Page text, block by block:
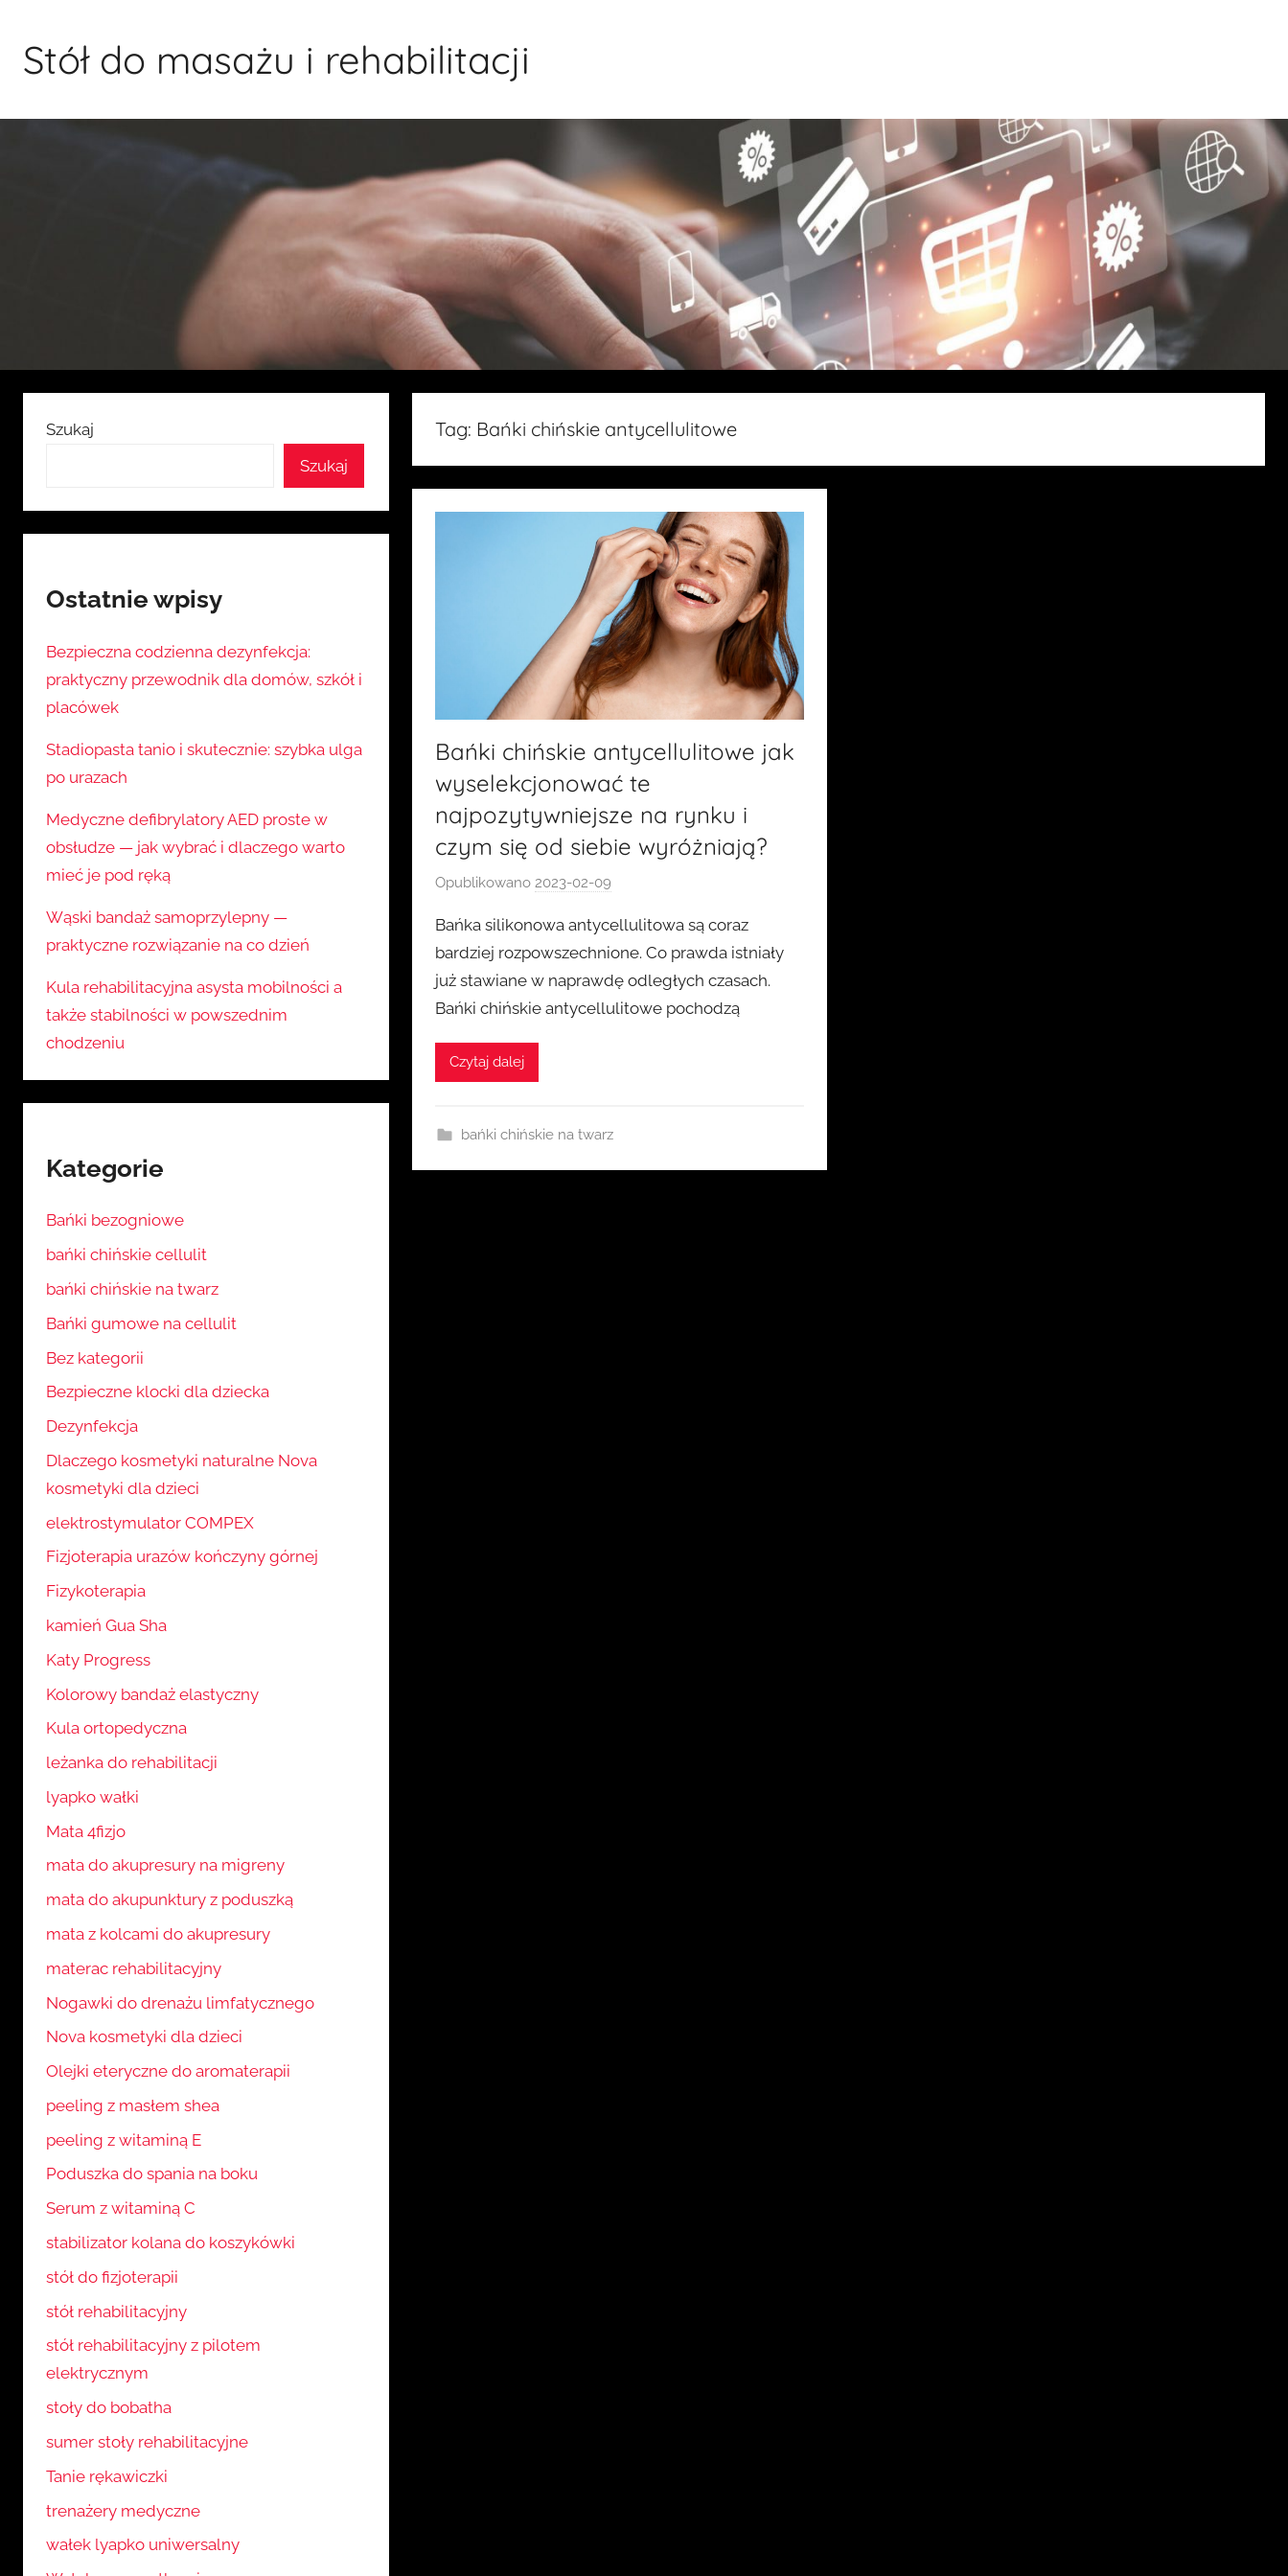
treściStół do masażu i rehabilitacji
Tag: Bańki chińskie antycellulitowe
Bańki chińskie antycellulitowe jak
wyselekcjonować te
najpozytywniejsze na rynku i
czym się od siebie wyróżniają?
Opublikowano 2023-02-09
z
e
z
k
Bańka silikonowa antycellulitowa są coraz
bardziej rozpowszechnione. Co prawda istniały
już stawiane w naprawdę odległych czasach.
Bańki chińskie antycellulitowe pochodzą
Czytaj dalej
bańki chińskie na twarz
Szukaj
Szukaj
Ostatnie wpisy
Bezpieczna codzienna dezynfekcja:
praktyczny przewodnik dla domów, szkół i
placówek
Stadiopasta tanio i skutecznie: szybka ulga
po urazach
Medyczne defibrylatory AED proste w
obsłudze — jak wybrać i dlaczego warto
mieć je pod ręką
Wąski bandaż samoprzylepny —
praktyczne rozwiązanie na co dzień
Kula rehabilitacyjna asysta mobilności a
także stabilności w powszednim
chodzeniu
Kategorie
Bańki bezogniowe
bańki chińskie cellulit
bańki chińskie na twarz
Bańki gumowe na cellulit
Bez kategorii
Bezpieczne klocki dla dziecka
Dezynfekcja
Dlaczego kosmetyki naturalne Nova
kosmetyki dla dzieci
elektrostymulator COMPEX
Fizjoterapia urazów kończyny górnej
Fizykoterapia
kamień Gua Sha
Katy Progress
Kolorowy bandaż elastyczny
Kula ortopedyczna
leżanka do rehabilitacji
lyapko wałki
Mata 4fizjo
mata do akupresury na migreny
mata do akupunktury z poduszką
mata z kolcami do akupresury
materac rehabilitacyjny
Nogawki do drenażu limfatycznego
Nova kosmetyki dla dzieci
Olejki eteryczne do aromaterapii
peeling z masłem shea
peeling z witaminą E
Poduszka do spania na boku
Serum z witaminą C
stabilizator kolana do koszykówki
stół do fizjoterapii
stół rehabilitacyjny
stół rehabilitacyjny z pilotem
elektrycznym
stoły do bobatha
sumer stoły rehabilitacyjne
Tanie rękawiczki
trenażery medyczne
wałek lyapko uniwersalny